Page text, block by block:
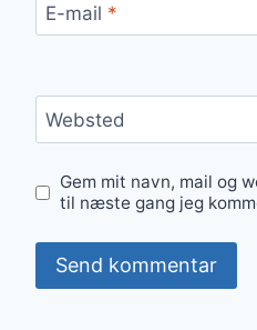
E-mail *
Websted
Gem mit navn, mail og
til næste gang jeg